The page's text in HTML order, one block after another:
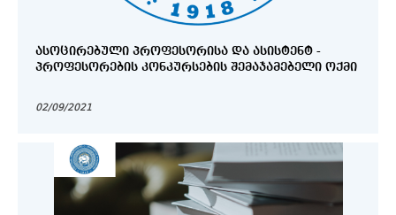
ᲐᲡᲝᲪᲘᲠᲔᲑᲣᲚᲘ ᲞᲠᲝᲤᲔᲡᲝᲠᲘᲡᲐ ᲓᲐ ᲐᲡᲘᲡᲢᲔᲜᲢ -
ᲞᲠᲝᲤᲔᲡᲝᲠᲔᲑᲘᲡ ᲙᲝᲜᲙᲣᲠᲡᲔᲑᲘᲡ ᲨᲔᲛᲐᲯᲐᲛᲔᲑᲔᲚᲘ ᲝᲥᲛᲘ
02/09/2021